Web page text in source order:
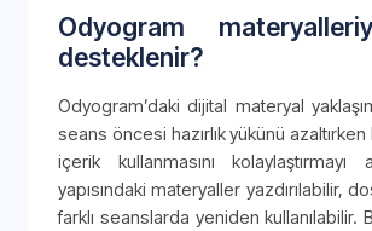
Odyogram
desteklenir?
Odyogram’daki dijital materyal
seans öncesi hazırlık yükünü
içerik kullanmasını kolaylaştırmayı
yapısındaki materyaller yazdırılabilir,
farklı seanslarda yeniden kullanılabilir.